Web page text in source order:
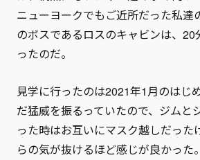
ニューヨークでもご近所だった私達
のボスであるロスのキャビンは、20
ったのだ。
見学に行ったのは2021年1月のはじ
だ猛威を振るっていたので、ジムと
った時はお互いにマスク越しだった
らの気が抜けるほど感じが良かった